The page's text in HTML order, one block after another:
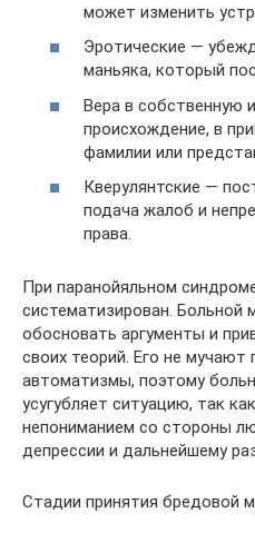
может изменить
Эротические —
маньяка, который
Вера в собственную
происхождение, в
фамилии или
Кверулянтские —
подача жалоб и
права.
При паранойяльном
систематизирован. Больной
обосновать аргументы и
своих теорий. Его не мучают
автоматизмы, поэтому
усугубляет ситуацию, так
непониманием со стороны
депрессии и дальнейшему
Стадии принятия бредовой